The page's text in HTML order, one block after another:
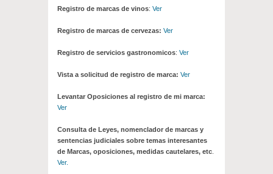
Registro de marcas de vinos: Ver
Registro de marcas de cervezas: Ver
Registro de servicios gastronomicos: Ver
Vista a solicitud de registro de marca: Ver
Levantar Oposiciones al registro de mi marca:
Ver
Consulta de Leyes, nomenclador de marcas y
sentencias judiciales sobre temas interesantes
de Marcas, oposiciones, medidas cautelares, etc
Ver.